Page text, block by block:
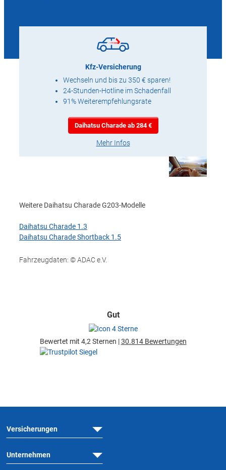
Kfz-Versicherung
Wechseln und bis zu 350 € sparen!
24-Stunden-Hotline im Schadenfall
91% Weiterempfehlungsrate
Daihatsu Charade ab 284 €
Mehr Infos
Weitere Daihatsu Charade G203-Modelle
Daihatsu Charade 1.3
Daihatsu Charade Shortback 1.5
Fahrzeugdaten: © ADAC e.V.
Gut
Bewertet mit 4,2 Sternen |30.814 Bewertungen
Versicherungen
Unternehmen